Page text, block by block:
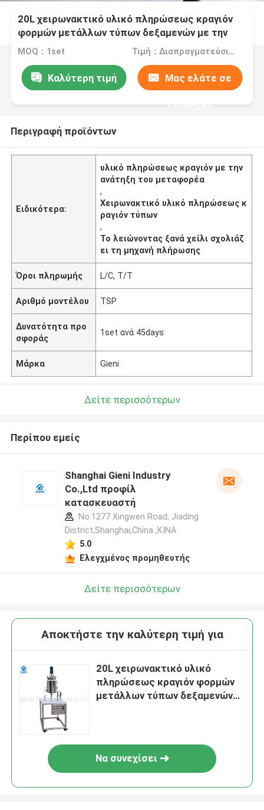
20L χειρωνακτικό υλικό πληρώσεως κραγιόν
φορμών μετάλλων τύπων δεξαμενών με την
ανάτηξη του μεταφορέα
MOQ：1set Τιμή：Διαπραγματεύσιμα
Καλύτερη τιμή Μας ελάτε σε
επαφή με
Περιγραφή προϊόντων
Ειδικότερα:
υλικό πληρώσεως κραγιόν με την
ανάτηξη του μεταφορέα
,
Χειρωνακτικό υλικό πληρώσεως κ
ραγιόν τύπων
,
Το λειώνοντας ξανά χείλι σχολιάζ
ει τη μηχανή πλήρωσης
Όροι πληρωμής L/C, T/T
Αριθμό μοντέλου TSP
Δυνατότητα προ
σφοράς
1set ανά 45days
Μάρκα Gieni
Δείτε περισσότερων
Περίπου εμείς
Shanghai Gieni Industry
Co.,Ltd προφίλ
κατασκευαστή
No.1277 Xingwen Road, Jiading
District,Shanghai,China ,ΚΙΝΑ
5.0
Ελεγχμένος προμηθευτής
Δείτε περισσότερων
Αποκτήστε την καλύτερη τιμή για
20L χειρωνακτικό υλικό
πληρώσεως κραγιόν φορμών
μετάλλων τύπων δεξαμενών
Να συνεχίσει